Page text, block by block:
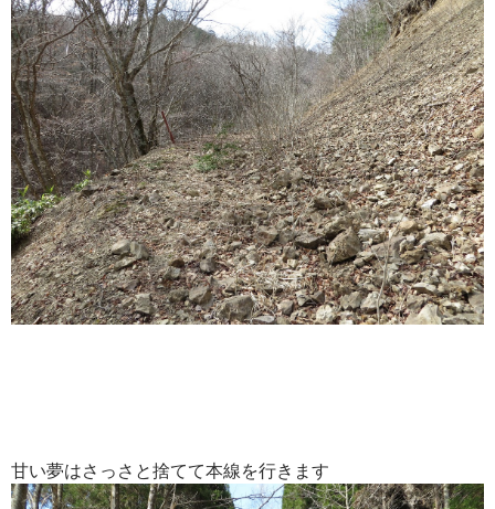
甘い夢はさっさと捨てて本線を行きます